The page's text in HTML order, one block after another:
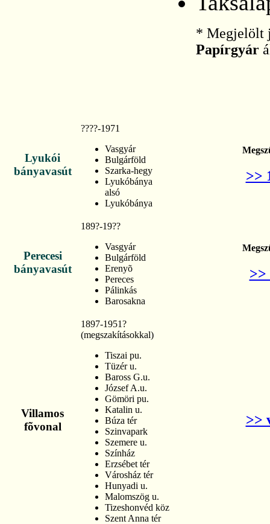
* Megjelölt
Papírgyár
Lyukói
bányavasút
????-1971
Vasgyár
Bulgárföld
Szarka-hegy
Lyukóbánya
alsó
Lyukóbánya
>>
Perecesi
bányavasút
189?-19??
Vasgyár
Bulgárföld
Erenyõ
Pereces
Pálinkás
Barosakna
>>
Villamos
fõvonal
1897-1951?
(megszakításokkal)
Tiszai pu.
Tüzér u.
Baross G.u.
József A.u.
Gömöri pu.
Katalin u.
Búza tér
Szinvapark
Szemere u.
Színház
Erzsébet tér
Városház tér
Hunyadi u.
Malomszög u.
Tizeshonvéd köz
Szent Anna tér
>>